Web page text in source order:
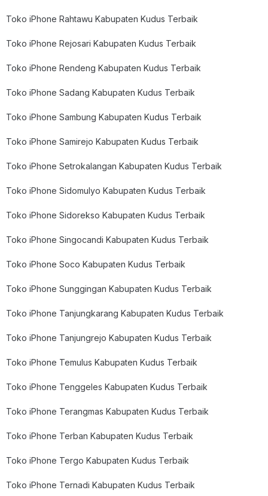
Toko iPhone Rahtawu Kabupaten Kudus Terbaik
Toko iPhone Rejosari Kabupaten Kudus Terbaik
Toko iPhone Rendeng Kabupaten Kudus Terbaik
Toko iPhone Sadang Kabupaten Kudus Terbaik
Toko iPhone Sambung Kabupaten Kudus Terbaik
Toko iPhone Samirejo Kabupaten Kudus Terbaik
Toko iPhone Setrokalangan Kabupaten Kudus Terbaik
Toko iPhone Sidomulyo Kabupaten Kudus Terbaik
Toko iPhone Sidorekso Kabupaten Kudus Terbaik
Toko iPhone Singocandi Kabupaten Kudus Terbaik
Toko iPhone Soco Kabupaten Kudus Terbaik
Toko iPhone Sunggingan Kabupaten Kudus Terbaik
Toko iPhone Tanjungkarang Kabupaten Kudus Terbaik
Toko iPhone Tanjungrejo Kabupaten Kudus Terbaik
Toko iPhone Temulus Kabupaten Kudus Terbaik
Toko iPhone Tenggeles Kabupaten Kudus Terbaik
Toko iPhone Terangmas Kabupaten Kudus Terbaik
Toko iPhone Terban Kabupaten Kudus Terbaik
Toko iPhone Tergo Kabupaten Kudus Terbaik
Toko iPhone Ternadi Kabupaten Kudus Terbaik